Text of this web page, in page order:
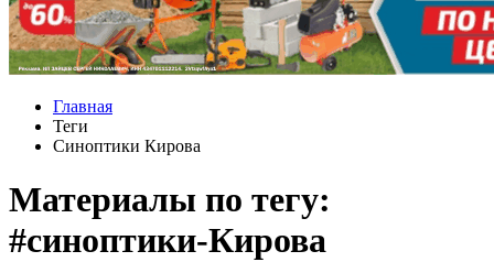
Главная
Теги
Синоптики Кирова
Материалы по тегу:
#синоптики-Кирова